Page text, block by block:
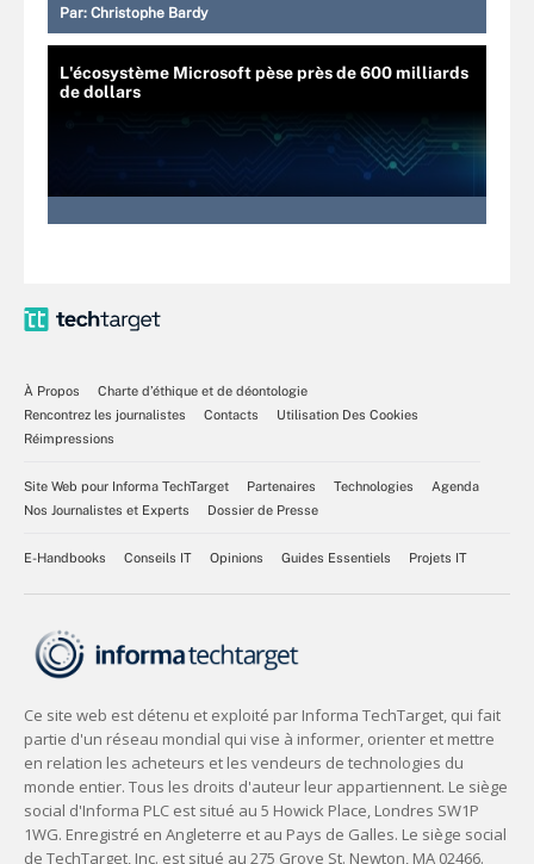
Par: Christophe Bardy
L'écosystème Microsoft pèse près de 600 milliards
de dollars
À Propos
Charte d’éthique et de déontologie
Rencontrez les journalistes
Contacts
Utilisation Des Cookies
Réimpressions
Site Web pour Informa TechTarget Partenaires Technologies
Agenda
Nos Journalistes et Experts
Dossier de Presse
E-Handbooks Conseils IT Opinions Guides Essentiels Projets IT